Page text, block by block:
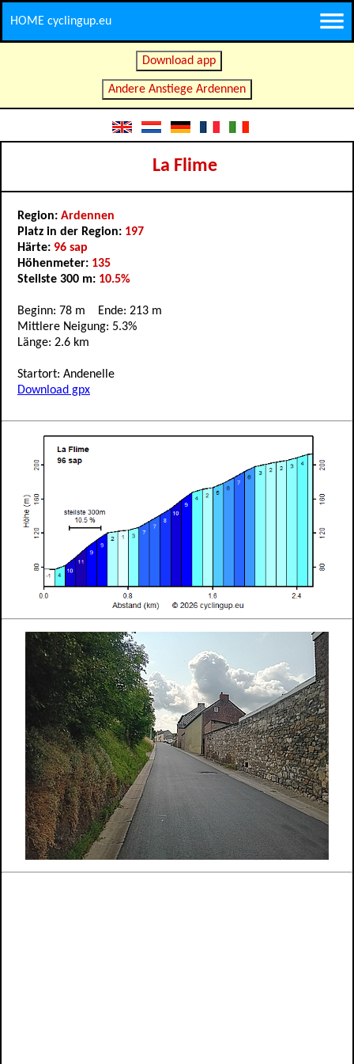
HOME cyclingup.eu
Download app
Andere Anstiege Ardennen
La Flime
Region: Ardennen
Platz in der Region: 197
Härte: 96 sap
Höhenmeter: 135
Steilste 300 m: 10.5%
Beginn: 78 m Ende: 213 m
Mittlere Neigung: 5.3%
Länge: 2.6 km
Startort: Andenelle
Download gpx